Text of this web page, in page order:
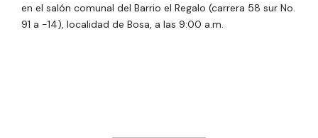
en el salón comunal del Barrio el Regalo (carrera 58 sur No.
91 a -14), localidad de Bosa, a las 9:00 a.m.